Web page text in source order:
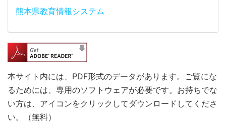
熊本県教育情報システム
本サイト内には、PDF形式のデータがあります。ご覧にな
るためには、専用のソフトウェアが必要です。お持ちでな
い方は、アイコンをクリックしてダウンロードしてくださ
い。（無料）